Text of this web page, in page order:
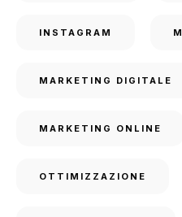
INSTAGRAM
MARKETING DIGITALE
MARKETING ONLINE
OTTIMIZZAZIONE